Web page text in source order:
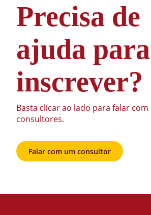
Precisa de
ajuda
inscrever?
Basta clicar ao lado para falar
consultores.
Falar com um consultor